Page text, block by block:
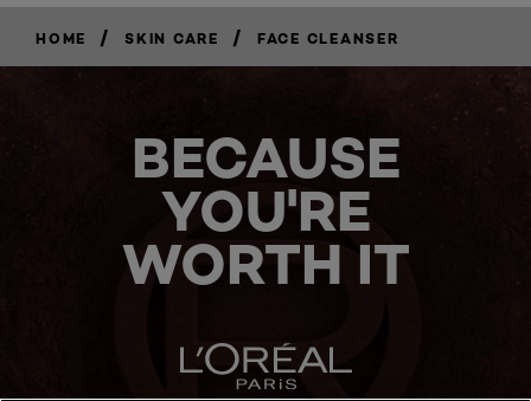
HOME / SKIN CARE / FACE CLEANSER
BECAUSE
YOU'RE
WORTH IT